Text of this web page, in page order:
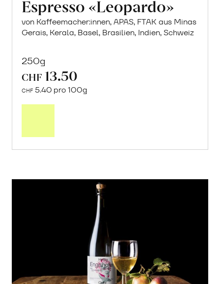
Espresso «Leopardo»
von Kaffeemacher:innen, APAS, FTAK aus Minas
Gerais, Kerala, Basel, Brasilien, Indien, Schweiz
250g
CHF 13.50
CHF 5.40 pro 100g